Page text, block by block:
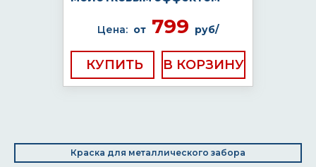
Цена: от 799 руб/
КУПИТЬ
Краска для металлического забора